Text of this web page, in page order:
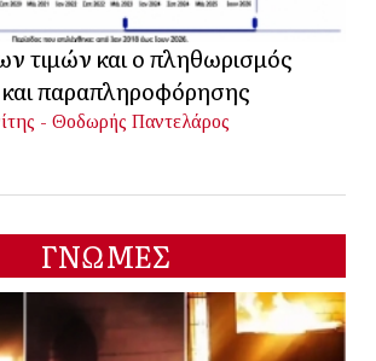
τιμών και ο πληθωρισμός
παραπληροφόρησης
- Θοδωρής Παντελάρος
ΓΝΩΜΕΣ